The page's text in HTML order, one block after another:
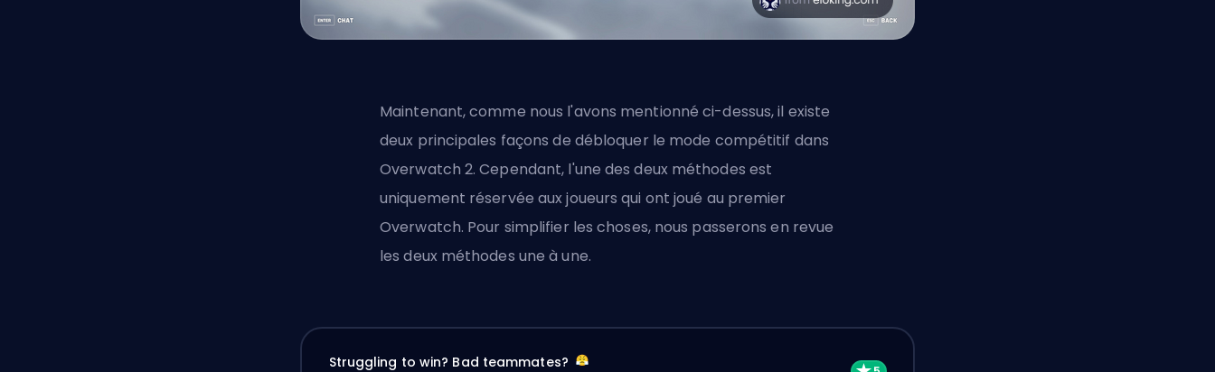
Maintenant, comme nous l'avons mentionné ci-dessus, il existe
deux principales façons de débloquer le mode compétitif dans
Overwatch 2. Cependant, l'une des deux méthodes est
uniquement réservée aux joueurs qui ont joué au premier
Overwatch. Pour simplifier les choses, nous passerons en revue
les deux méthodes une à une.
Struggling to win? Bad teammates?